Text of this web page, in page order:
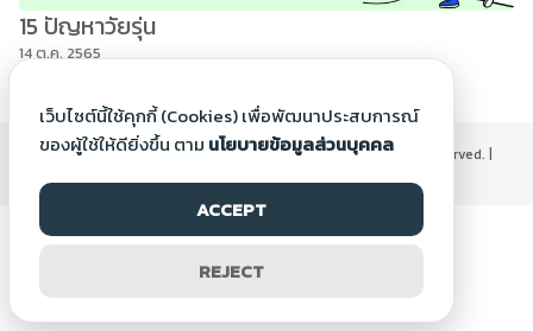
15 ปัญหาวัยรุ่น
14 ต.ค. 2565
©2000-2026 Thaigoodview.com, All rights reserved. |
เว็บไซต์นี้ใช้คุกกี้ (Cookies) เพื่อพัฒนาประสบการณ์
ของผู้ใช้ให้ดียิ่งขึ้น ตาม นโยบายข้อมูลส่วนบุคคล
ACCEPT
REJECT